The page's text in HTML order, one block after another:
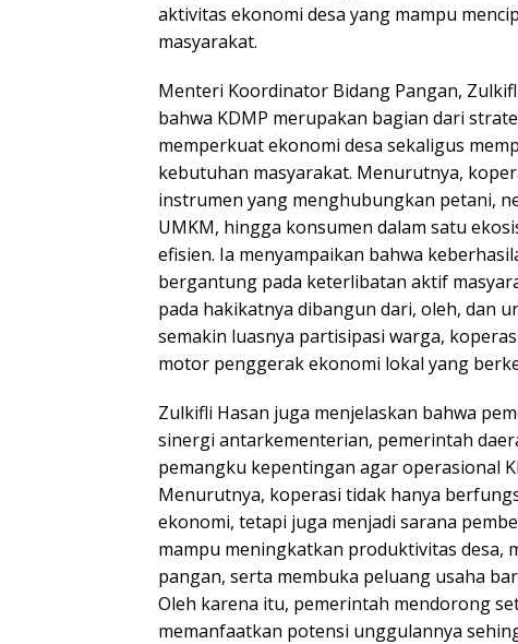
aktivitas ekonomi desa yang mampu
masyarakat.
Menteri Koordinator Bidang Pangan,
bahwa KDMP merupakan bagian dari
memperkuat ekonomi desa sekaligus
kebutuhan masyarakat. Menurutnya,
instrumen yang menghubungkan petani,
UMKM, hingga konsumen dalam satu
efisien. Ia menyampaikan bahwa
bergantung pada keterlibatan aktif
pada hakikatnya dibangun dari, oleh, dan
semakin luasnya partisipasi warga,
motor penggerak ekonomi lokal yang
Zulkifli Hasan juga menjelaskan bahwa
sinergi antarkementerian, pemerintah
pemangku kepentingan agar operasional
Menurutnya, koperasi tidak hanya
ekonomi, tetapi juga menjadi sarana
mampu meningkatkan produktivitas desa,
pangan, serta membuka peluang usaha
Oleh karena itu, pemerintah mendorong
memanfaatkan potensi unggulannya